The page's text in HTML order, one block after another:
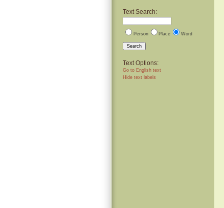
Text Search:
Person Place Word
Search
Text Options:
Go to English text
Hide text labels